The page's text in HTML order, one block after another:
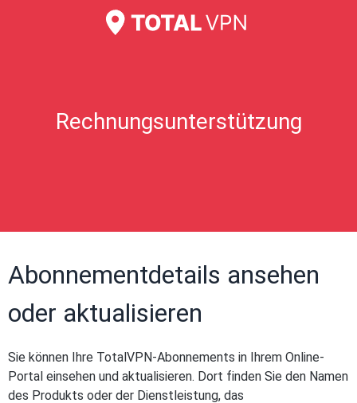
Rechnungsunterstützung
Abonnementdetails ansehen
oder aktualisieren
Sie können Ihre TotalVPN-Abonnements in Ihrem Online-
Portal einsehen und aktualisieren. Dort finden Sie den Namen
des Produkts oder der Dienstleistung, das